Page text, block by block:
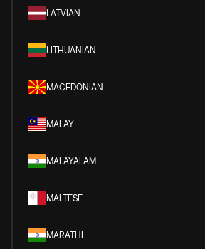
LATVIAN
LITHUANIAN
MACEDONIAN
MALAY
MALAYALAM
MALTESE
MARATHI